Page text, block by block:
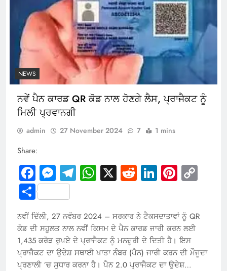
NEWS
ਨਵੇਂ ਪੈਨ ਕਾਰਡ QR ਕੋਡ ਨਾਲ ਹੋਣਗੇ ਲੈਸ, ਪ੍ਰਾਜੈਕਟ ਨੂੰ
ਮਿਲੀ ਪ੍ਰਵਾਨਗੀ
admin 27 November 2024 7 1 mins
Share:
Facebook
Messenger
Telegram
WhatsApp
X RedditLinkedIn
Share
ਨਵੀਂ ਦਿੱਲੀ, 27 ਨਵੰਬਰ 2024 – ਸਰਕਾਰ ਨੇ ਟੈਕਸਦਾਤਾਵਾਂ ਨੂੰ QR
ਕੋਡ ਦੀ ਸਹੂਲਤ ਨਾਲ ਨਵੀਂ ਕਿਸਮ ਦੇ ਪੈਨ ਕਾਰਡ ਜਾਰੀ ਕਰਨ ਲਈ
1,435 ਕਰੋੜ ਰੁਪਏ ਦੇ ਪ੍ਰਾਜੈਕਟ ਨੂੰ ਮਨਜ਼ੂਰੀ ਦੇ ਦਿਤੀ ਹੈ। ਇਸ
ਪ੍ਰਾਜੈਕਟ ਦਾ ਉਦੇਸ਼ ਸਥਾਈ ਖਾਤਾ ਨੰਬਰ (ਪੈਨ) ਜਾਰੀ ਕਰਨ ਦੀ ਮੌਜੂਦਾ
ਪ੍ਰਣਾਲੀ ’ਚ ਸੁਧਾਰ ਕਰਨਾ ਹੈ। ਪੈਨ 2.0 ਪ੍ਰਾਜੈਕਟ ਦਾ ਉਦੇਸ਼…